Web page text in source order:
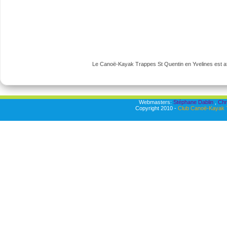
Le Canoë-Kayak Trappes St Quentin en Yvelines est
Webmasters: Stéphane Dablin,
Copyright 2010 - Club Canoë-Kayak